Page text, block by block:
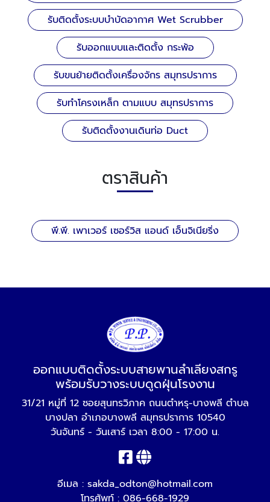
รับติดตั้งระบบบำบัดอากาศ Wet Scrubber
รับออกแบบและติดตั้ง กระพ้อ
รับขนย้ายติดตั้งเครื่องจักร สมุทรปราการ
รับทําโครงเหล็ก ตามแบบ สมุทรปราการ
รับติดตั้งงานเดินท่อ Duct
ตราสินค้า
พี.พี. เพาเวอร์ เซอร์วิส แอนด์ เอ็นจิเนียริ่ง
ออกแบบติดตั้งระบบสายพานลำเลียงสกรู
พร้อมรับวางระบบดูดฝุ่นโรงงาน
31/21 หมู่ที่ 12 ซอยสุนทรวิภาค ถนนตำหรุ-บางพลี ตำบล
บางปลา อำเภอบางพลี สมุทรปราการ 10540
วันจันทร์ - วันเสาร์ เวลา 8:00 - 17:00 น.
อีเมล : sakda_odton@hotmail.com
โทรศัพท์ : 086-668-1929